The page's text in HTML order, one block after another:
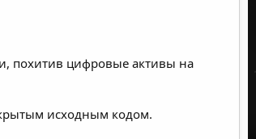
похитив цифровые активы на
исходным кодом.